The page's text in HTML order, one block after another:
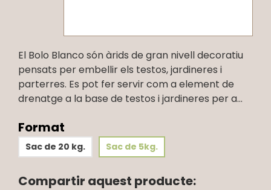
El Bolo Blanco són àrids de gran nivell decoratiu
pensats per embellir els testos, jardineres i
parterres. Es pot fer servir com a element de
drenatge a la base de testos i jardineres per a...
Format
Sac de 20 kg. Sac de 5kg.
Compartir aquest producte: